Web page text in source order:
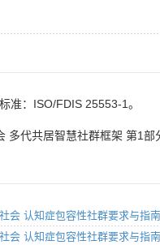
准：ISO/FDIS 25553-1。
多代共居智慧社群框架 第1部
会 认知症包容性社群要求与指
会 认知症包容性社群要求与指